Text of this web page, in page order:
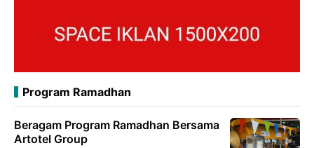
Program Ramadhan
Beragam Program Ramadhan Bersama
Artotel Group